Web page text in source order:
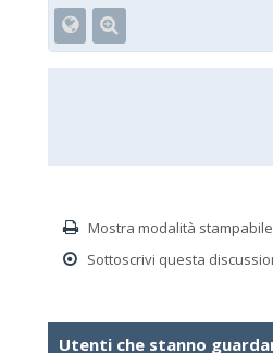
Mostra modalità stampabile
Sottoscrivi questa
Utenti che stanno